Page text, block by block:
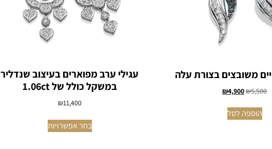
משובצים בצורת עלה
₪5,500
₪4,900
הוספה לסל
עגילי ערב מפוארים בעיצוב שנדליר
במשקל כולל של 1.06ct
₪11,400
בחר אפשרויות